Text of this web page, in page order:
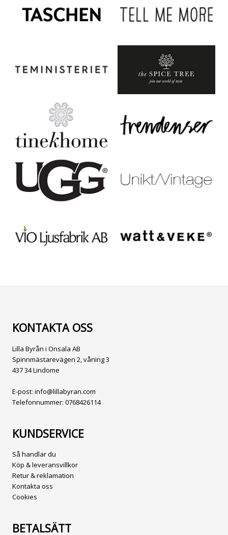
KONTAKTA OSS
Lilla Byrån i Onsala AB
Spinnmästarevägen 2, våning 3
437 34 Lindome
E-post: info@lillabyran.com
Telefonnummer: 0768426114
KUNDSERVICE
Så handlar du
Köp & leveransvillkor
Retur & reklamation
Kontakta oss
Cookies
BETALSÄTT